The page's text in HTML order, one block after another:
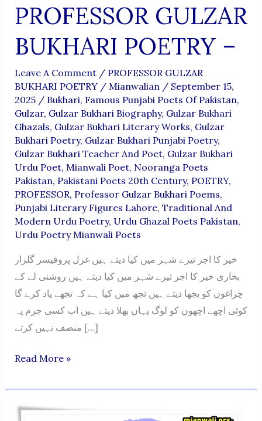
PROFESSOR GULZAR
BUKHARI POETRY –
Leave A Comment / PROFESSOR GULZAR
BUKHARI POETRY/ Mianwalian / September 15,
2025 / Bukhari, Famous Punjabi Poets Of Pakistan,
Gulzar, Gulzar Bukhari Biography, Gulzar Bukhari
Ghazals, Gulzar Bukhari Literary Works, Gulzar
Bukhari Poetry, Gulzar Bukhari Punjabi Poetry,
Gulzar Bukhari Teacher And Poet, Gulzar Bukhari
Urdu Poet, Mianwali Poet, Nooranga Poets
Pakistan, Pakistani Poets 20th Century, POETRY,
PROFESSOR, Professor Gulzar Bukhari Poems,
Punjabi Literary Figures Lahore, Traditional And
Modern Urdu Poetry, Urdu Ghazal Poets Pakistan,
Urdu Poetry Mianwali Poets
خیر کا اجر تیرے شہر میں کیا دیتے ہیں غزل پروفیسر گلزار
بخاری خیر کا اجر تیرے شہر میں کیا دیتے ہیں روشنی لے کے
چراغوں کو بجھا دیتے ہیں تجھ میں کیا ہے کہ تجھے یاد کرے گا
کوئی اچھے اچھوں کو لوگ یہاں بھلا دیتے ہیں اب کسی جرم پہ
منصف نہیں کرتے […]
PROFESSOR
BUKHARI
POETRY
Read More »